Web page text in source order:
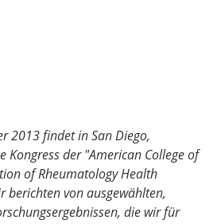
2013 findet in San Diego,
Kongress der "American College of
of Rheumatology Health
berichten von ausgewählten,
die wir für